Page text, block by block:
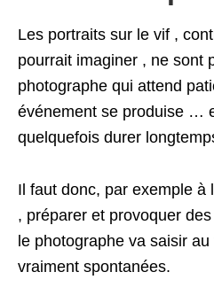
Les portraits sur le vif ,
pourrait imaginer , ne sont
photographe qui attend
événement se produise …
quelquefois durer
Il faut donc, par exemple à
, préparer et provoquer
le photographe va saisir
vraiment spontanées.